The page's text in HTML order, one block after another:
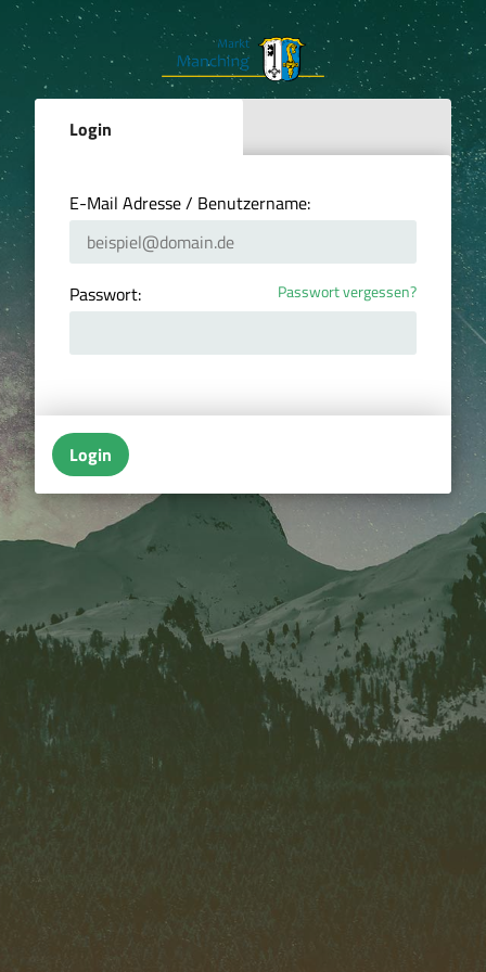
Login
E-Mail Adresse / Benutzername:
Passwort: Passwort vergessen?
Login